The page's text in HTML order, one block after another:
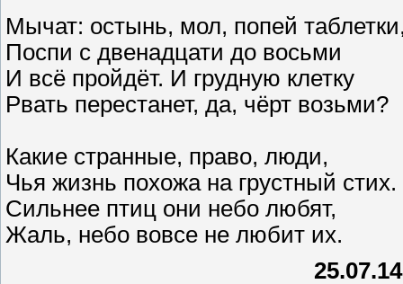
Мычат: остынь, мол, попей
Поспи с двенадцати до восьми
И всё пройдёт. И грудную клетку
Рвать перестанет, да, чёрт возьми?
Какие странные, право, люди,
Чья жизнь похожа на грустный стих.
Сильнее птиц они небо любят,
Жаль, небо вовсе не любит их.
25.07.14